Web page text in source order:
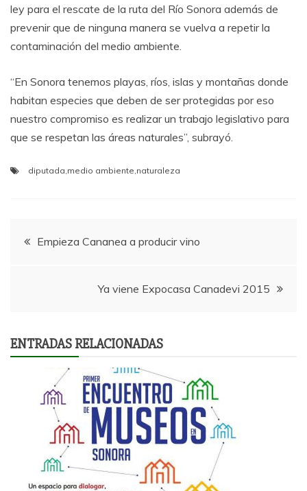
ley para el rescate de la ruta del Río Sonora además de
prevenir que de ninguna manera se vuelva a repetir la
contaminación del medio ambiente.
“En Sonora tenemos playas, ríos, islas y montañas donde
habitan especies que deben de ser protegidas por eso
nuestro compromiso es realizar un trabajo legislativo para
que se respetan las áreas naturales”, subrayó.
diputada,medio ambiente,naturaleza
Navegación
Empieza Cananea a producir vino
Ya viene Expocasa Canadevi 2015
ENTRADAS RELACIONADAS